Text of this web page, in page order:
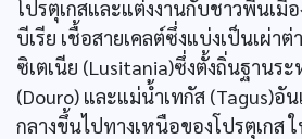
โปรตุเกสและแต่งงานกับชาวพื้นเมื
บีเรีย เชื้อสายเคลต์ซึ่งแบ่งเป็นเผ่า
ซิเตเนีย (Lusitania)ซึ่งตั้งถิ่นฐานระ
(Douro) และแม่น้ำเทกัส (Tagus)อั
กลางขึ้นไปทางเหนือของโปรตุเกส